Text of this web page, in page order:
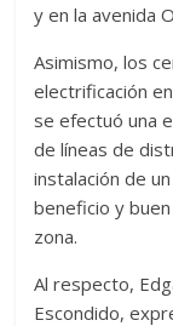
y en la avenida
Asimismo, los
electrificación
se efectuó una
de líneas de
instalación de
beneficio y
zona.
​Al respecto,
Escondido,